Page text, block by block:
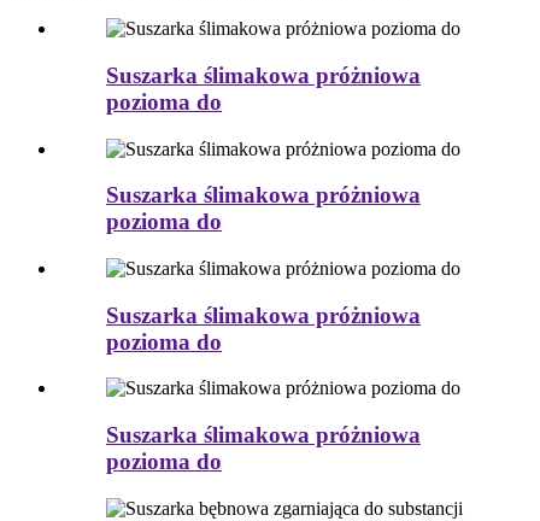
Suszarka ślimakowa próżniowa
pozioma do
Suszarka ślimakowa próżniowa
pozioma do
Suszarka ślimakowa próżniowa
pozioma do
Suszarka ślimakowa próżniowa
pozioma do